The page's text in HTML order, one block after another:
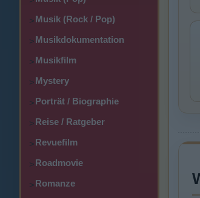
>Musik (Rock / Pop)
>Musikdokumentation
>Musikfilm
>Mystery
>Porträt / Biographie
>Reise / Ratgeber
>Revuefilm
>Roadmovie
>Romanze